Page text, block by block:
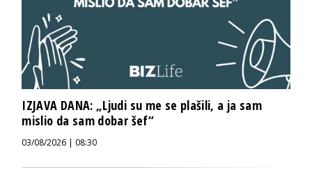
IZJAVA DANA: „Ljudi su me se plašili, a ja sam
mislio da sam dobar šef“
03/08/2026 | 08:30